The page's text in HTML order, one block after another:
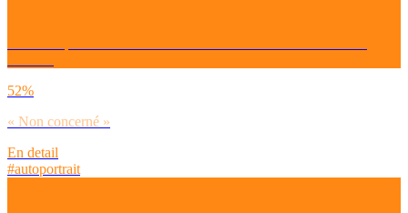
52%
« Non concerné »
En detail
#autoportrait